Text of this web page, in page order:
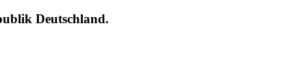
Deutschland.